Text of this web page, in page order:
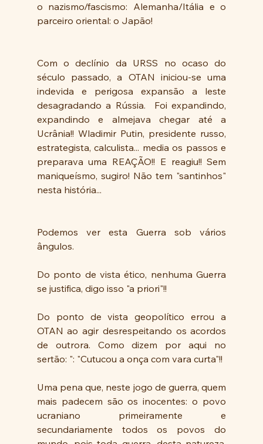
o nazismo/fascismo: Alemanha/Itália e o
parceiro oriental: o Japão!
Com o declínio da URSS no ocaso do
século passado, a OTAN iniciou-se uma
indevida e perigosa expansão a leste
desagradando a Rússia.  Foi expandindo,
expandindo e almejava chegar até a
Ucrânia!! Wladimir Putin, presidente russo,
estrategista, calculista... media os passos e
preparava uma REAÇÃO!! E reagiu!! Sem
maniqueísmo, sugiro! Não tem "santinhos"
nesta história...
Podemos ver esta Guerra sob vários
ângulos.
Do ponto de vista ético, nenhuma Guerra
se justifica, digo isso "a priori"!!
Do ponto de vista geopolítico errou a
OTAN ao agir desrespeitando os acordos
de outrora. Como dizem por aqui no
sertão: ": "Cutucou a onça com vara curta"!!
Uma pena que, neste jogo de guerra, quem
mais padecem são os inocentes: o povo
ucraniano primeiramente e
secundariamente todos os povos do